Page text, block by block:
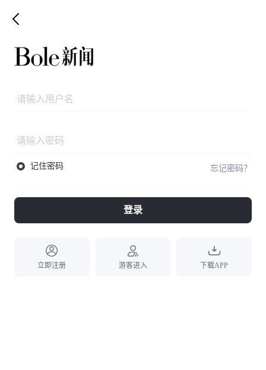
记住密码 忘记密码？
登录
立即注册 游客进入 下载APP